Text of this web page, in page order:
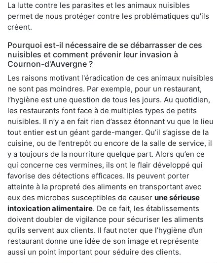
La lutte contre les parasites et les animaux nuisibles
permet de nous protéger contre les problématiques qu'ils
créent.
Pourquoi est-il nécessaire de se débarrasser de ces
nuisibles et comment prévenir leur invasion à
Cournon-d'Auvergne ?
Les raisons motivant l'éradication de ces animaux nuisibles
ne sont pas moindres. Par exemple, pour un restaurant,
l’hygiène est une question de tous les jours. Au quotidien,
les restaurants font face à de multiples types de petits
nuisibles. Il n’y a en fait rien d’assez étonnant vu que le lieu
tout entier est un géant garde-manger. Qu’il s’agisse de la
cuisine, ou de l’entrepôt ou encore de la salle de service, il
y a toujours de la nourriture quelque part. Alors qu’en ce
qui concerne ces vermines, ils ont le flair développé qui
favorise des détections efficaces. Ils peuvent porter
atteinte à la propreté des aliments en transportant avec
eux des microbes susceptibles de causer une sérieuse
intoxication alimentaire. De ce fait, les établissements
doivent doubler de vigilance pour sécuriser les aliments
qu’ils servent aux clients. Il faut noter que l’hygiène d’un
restaurant donne une idée de son image et représente
aussi un point important pour séduire des clients.